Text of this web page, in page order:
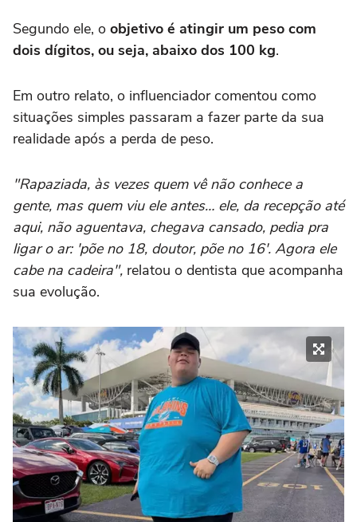
Segundo ele, o objetivo é atingir um peso com
dois dígitos, ou seja, abaixo dos 100 kg.
Em outro relato, o influenciador comentou como
situações simples passaram a fazer parte da sua
realidade após a perda de peso.
"Rapaziada, às vezes quem vê não conhece a
gente, mas quem viu ele antes… ele, da recepção até
aqui, não aguentava, chegava cansado, pedia pra
ligar o ar: 'põe no 18, doutor, põe no 16'. Agora ele
cabe na cadeira", relatou o dentista que acompanha
sua evolução.